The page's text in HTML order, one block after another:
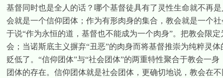
基督同时也是全人的话？哪个基督徒具有了灵性生命就不再
会就是一个信仰团体；作为有形肉身的集合，教会就是一个
于说“作为永恒的道，基督也不能成为一个肉身”。把教会限
会；当诺斯底主义摒弃“丑恶”的肉身而将基督推崇为纯粹灵
贬低了。“信仰团体”与“社会团体”的两重特性聚合于教会一
团体的存在。信仰团体就是社会团体，更确切地说，教会在